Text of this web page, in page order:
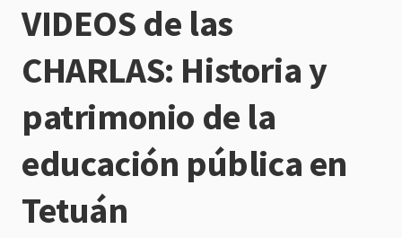
de
navegación
VIDEOS de las
CHARLAS: Historia y
patrimonio de la
educación pública en
Tetuán